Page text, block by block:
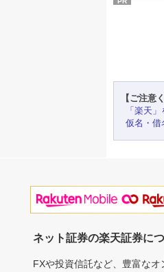
【ご注意
「楽天
仮名・借
ネット証券の楽天証券に
FXや投資信託など、豊富な